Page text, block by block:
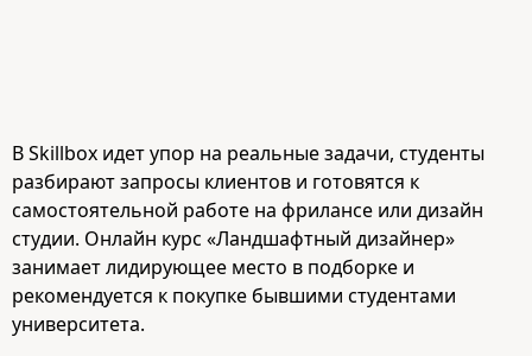
В Skillbox идет упор на реальные задачи, студенты
разбирают запросы клиентов и готовятся к
самостоятельной работе на фрилансе или дизайн
студии. Онлайн курс «Ландшафтный дизайнер»
занимает лидирующее место в подборке и
рекомендуется к покупке бывшими студентами
университета.